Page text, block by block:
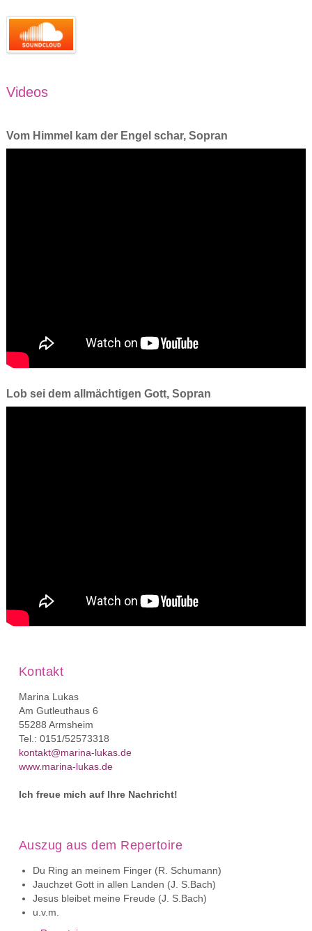
Videos
Vom Himmel kam der Engel schar, Sopran
Lob sei dem allmächtigen Gott, Sopran
Kontakt
Marina Lukas
Am Gutleuthaus 6
55288 Armsheim
Tel.: 0151/52573318
kontakt@marina-lukas.de
www.marina-lukas.de
Ich freue mich auf Ihre Nachricht!
Auszug aus dem Repertoire
Du Ring an meinem Finger (R. Schumann)
Jauchzet Gott in allen Landen (J. S.Bach)
Jesus bleibet meine Freude (J. S.Bach)
u.v.m.